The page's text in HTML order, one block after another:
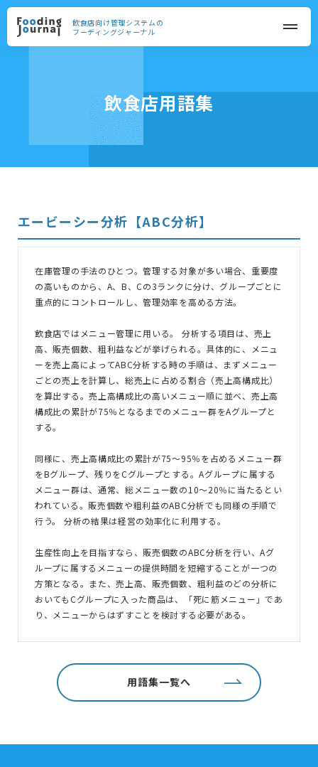
飲食店向け管理システムの
フーディングジャーナル
飲食店用語集
エービーシー分析【ABC分析】
在庫管理の手法のひとつ。管理する対象が多い場合、重要度
の高いものから、A、B、Cの3ランクに分け、グループごとに
重点的にコントロールし、管理効率を高める方法。
飲食店ではメニュー管理に用いる。 分析する項目は、売上
高、販売個数、粗利益などが挙げられる。具体的に、メニュ
ーを売上高によってABC分析する時の手順は、まずメニュー
ごとの売上を計算し、総売上に占める割合（売上高構成比）
を算出する。売上高構成比の高いメニュー順に並べ、売上高
構成比の累計が75％となるまでのメニュー群をAグループと
する。
同様に、売上高構成比の累計が75～95％を占めるメニュー群
をBグループ、残りをCグループとする。Aグループに属する
メニュー群は、通常、総メニュー数の10～20％に当たるとい
われている。販売個数や粗利益のABC分析でも同様の手順で
行う。 分析の結果は経営の効率化に利用する。
生産性向上を目指すなら、販売個数のABC分析を行い、Aグ
ループに属するメニューの提供時間を短縮することが一つの
方策となる。また、売上高、販売個数、粗利益のどの分析に
おいてもCグループに入った商品は、「死に筋メニュー」であ
り、メニューからはずすことを検討する必要がある。
用語集一覧へ